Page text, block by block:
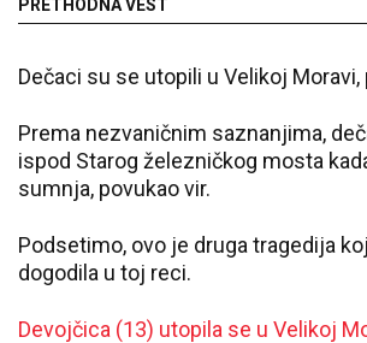
PRETHODNA VEST
Dečaci su se utopili u Velikoj Moravi,
Prema nezvaničnim saznanjima,
ispod Starog železničkog mosta
sumnja, povukao vir.
Podsetimo, ovo je druga tragedija
dogodila u toj reci.
Devojčica (13) utopila se u Velikoj